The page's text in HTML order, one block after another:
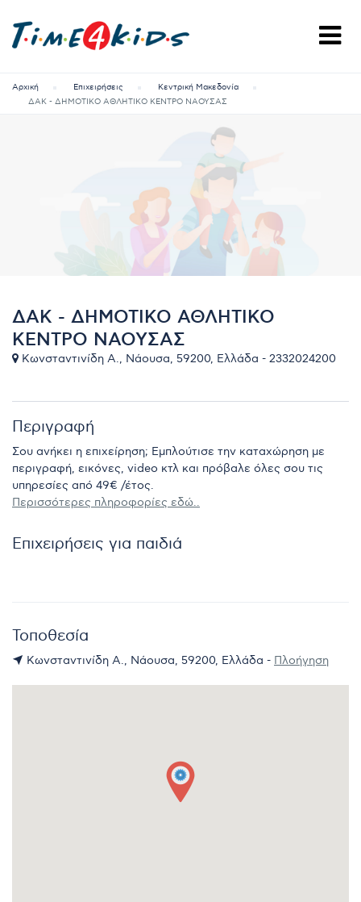
Αρχική Επιχειρήσεις
Κεντρική Μακεδονία
ΔΑΚ - ΔΗΜΟΤΙΚΟ ΑΘΛΗΤΙΚΟ ΚΕΝΤΡΟ ΝΑΟΥΣΑΣ
ΔΑΚ - ΔΗΜΟΤΙΚΟ ΑΘΛΗΤΙΚΟ
ΚΕΝΤΡΟ ΝΑΟΥΣΑΣ
Κωνσταντινίδη Α., Νάουσα, 59200, Ελλάδα - 2332024200
Περιγραφή
Σου ανήκει η επιχείρηση; Εμπλούτισε την καταχώρηση με
περιγραφή, εικόνες, video κτλ και πρόβαλε όλες σου τις
υπηρεσίες από 49€ /έτος.
Περισσότερες πληροφορίες εδώ..
Επιχειρήσεις για παιδιά
Τοποθεσία
Κωνσταντινίδη Α., Νάουσα, 59200, Ελλάδα - Πλοήγηση